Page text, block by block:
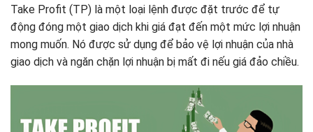
Take Profit (TP) là một loại lệnh được đặt trước để tự
động đóng một giao dịch khi giá đạt đến một mức lợi nhuận
mong muốn. Nó được sử dụng để bảo vệ lợi nhuận của nhà
giao dịch và ngăn chặn lợi nhuận bị mất đi nếu giá đảo chiều.